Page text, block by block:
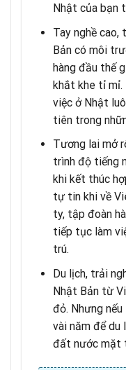
Nhật của bạn
Tay nghề cao,
Bản có môi
hàng đầu thế
khắt khe tỉ mỉ.
việc ở Nhật
tiên trong
Tương lai mở
trình độ tiếng
khi kết thúc
tự tin khi về
ty, tập đoàn
tiếp tục làm
trú.
Du lịch, trải
Nhật Bản từ
đỏ. Nhưng
vài năm để du
đất nước mặt